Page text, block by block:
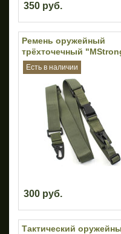
350 руб.
Есть в наличии
Ремень оружейный
трёхточечный
(Olive)
300 руб.
Тактический